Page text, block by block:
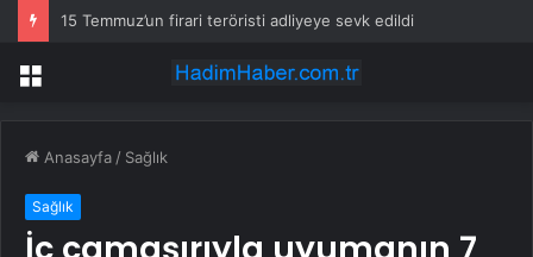
15 Temmuz’un firari teröristi adliyeye sevk edildi
Menü
Anasayfa / Sağlık
Sağlık